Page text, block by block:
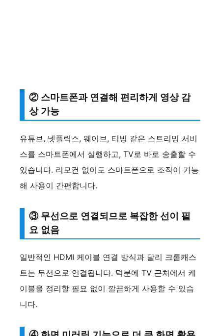
② 스마트폰과 연결해 편리하게 영상 감
상 가능
유튜브, 넷플릭스, 웨이브, 티빙 같은 스트리밍 서비
스를 스마트폰에서 실행하고, TV로 바로 송출할 수
있습니다. 리모컨 없이도 스마트폰으로 조작이 가능
해 사용이 간편합니다.
③ 무선으로 연결되므로 복잡한 선이 필
요 없음
일반적인 HDMI 케이블 연결 방식과 달리 크롬캐스
트는 무선으로 연결됩니다. 덕분에 TV 근처에서 케
이블을 정리할 필요 없이 깔끔하게 사용할 수 있습
니다.